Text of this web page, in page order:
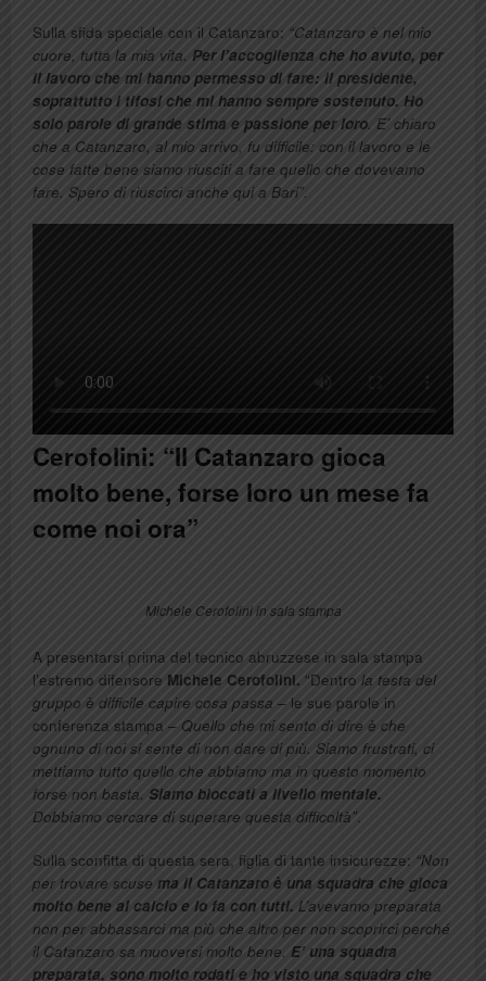
Sulla sfida speciale con il Catanzaro: “Catanzaro è nel mio
cuore, tutta la mia vita. Per l’accoglienza che ho avuto, per
il lavoro che mi hanno permesso di fare: il presidente,
soprattutto i tifosi che mi hanno sempre sostenuto. Ho
solo parole di grande stima e passione per loro. E’ chiaro
che a Catanzaro, al mio arrivo, fu difficile: con il lavoro e le
cose fatte bene siamo riusciti a fare quello che dovevamo
fare. Spero di riuscirci anche qui a Bari”.
Cerofolini: “Il Catanzaro gioca
molto bene, forse loro un mese fa
come noi ora”
Michele Cerofolini in sala stampa
A presentarsi prima del tecnico abruzzese in sala stampa
l’estremo difensore Michele Cerofolini. “Dentro la testa del
gruppo è difficile capire cosa passa – le sue parole in
conferenza stampa – Quello che mi sento di dire è che
ognuno di noi si sente di non dare di più. Siamo frustrati, ci
mettiamo tutto quello che abbiamo ma in questo momento
forse non basta. Siamo bloccati a livello mentale.
Dobbiamo cercare di superare questa difficoltà”.
Sulla sconfitta di questa sera, figlia di tante insicurezze: “Non
per trovare scuse ma il Catanzaro è una squadra che gioca
molto bene al calcio e lo fa con tutti. L’avevamo preparata
non per abbassarci ma più che altro per non scoprirci perché
il Catanzaro sa muoversi molto bene. E’ una squadra
preparata, sono molto rodati e ho visto una squadra che